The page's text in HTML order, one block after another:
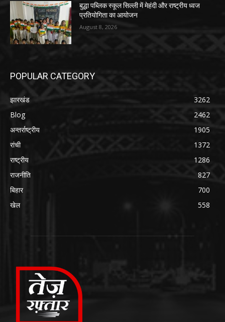
बुद्धा पब्लिक स्कूल सिल्ली में मेहंदी और राष्ट्रीय ध्वज
प्रतियोगिता का आयोजन
August 8, 2026
POPULAR CATEGORY
झारखंड
3262
Blog
2462
अन्तर्राष्ट्रीय
1905
रांची
1372
राष्ट्रीय
1286
राजनीति
827
बिहार
700
खेल
558